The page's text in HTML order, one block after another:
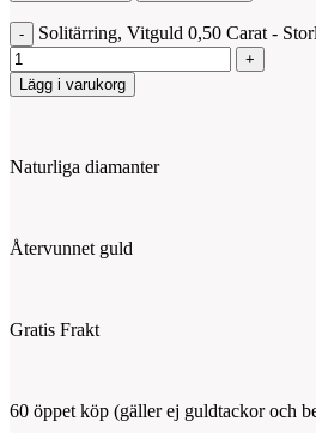
Solitärring, Vitguld 0,50 Carat -
Lägg i varukorg
Naturliga diamanter
Återvunnet guld
Gratis Frakt
60 öppet köp (gäller ej guldtackor och